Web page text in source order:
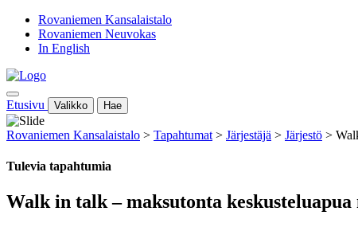
Rovaniemen Kansalaistalo
Rovaniemen Neuvokas
In English
Etusivu Valikko Hae
Rovaniemen Kansalaistalo > Tapahtumat > Järjestäjä > Järjestö >
Tulevia tapahtumia
Walk in talk – maksutonta